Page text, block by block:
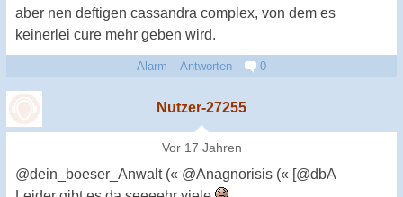
aber nen deftigen cassandra complex, von dem es
keinerlei cure mehr geben wird.
Alarm Antworten 0
Nutzer-27255
Vor 17 Jahren
@dein_boeser_Anwalt (« @Anagnorisis (« [@dbA